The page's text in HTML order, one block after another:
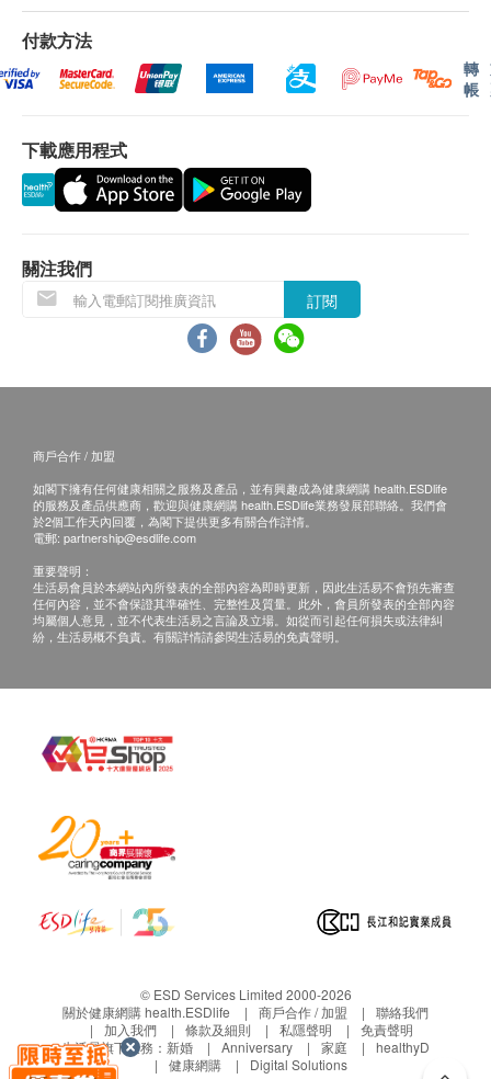
付款方法
轉
帳
下載應用程式
關注我們
訂閱
商戶合作 / 加盟
如閣下擁有任何健康相關之服務及產品，並有興趣成為健康網購 health.ESDlife
的服務及產品供應商，歡迎與健康網購 health.ESDlife業務發展部聯絡。我們會
於2個工作天內回覆，為閣下提供更多有關合作詳情。
電郵: partnership@esdlife.com
重要聲明：
生活易會員於本網站內所發表的全部內容為即時更新，因此生活易不會預先審查
任何內容，並不會保證其準確性、完整性及質量。此外，會員所發表的全部內容
均屬個人意見，並不代表生活易之言論及立場。如從而引起任何損失或法律糾
紛，生活易概不負責。有關詳情請參閱生活易的免責聲明。
© ESD Services Limited 2000-2026
關於健康網購 health.ESDlife
商戶合作 / 加盟
聯絡我們
加入我們
條款及細則 私隱聲明
免責聲明
生活易旗下業務： 新婚 Anniversary 家庭
healthyD
健康網購
Digital Solutions